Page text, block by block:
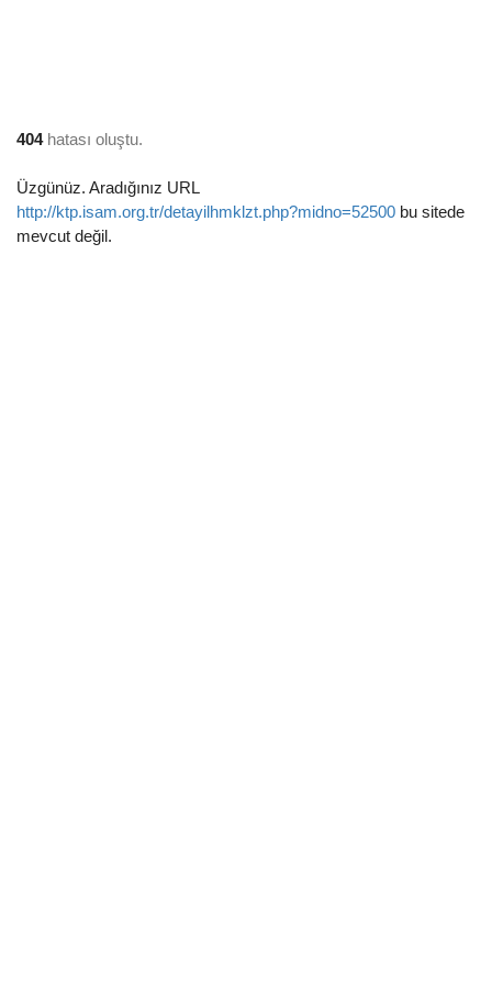
404 hatası oluştu.
Üzgünüz. Aradığınız URL
http://ktp.isam.org.tr/detayilhmklzt.php?midno=52500 bu sitede
mevcut değil.